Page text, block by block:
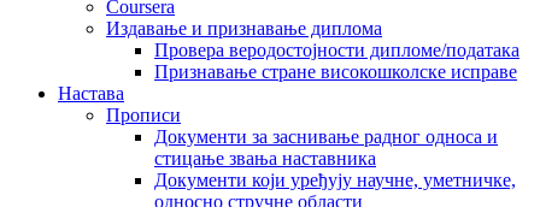
Coursera
Издавање и признавање диплома
Провера веродостојности дипломе/података
Признавање стране високошколске исправе
Настава
Прописи
Документи за заснивање радног односа и
стицање звања наставника
Документи који уређују научне, уметничке,
односно стручне области